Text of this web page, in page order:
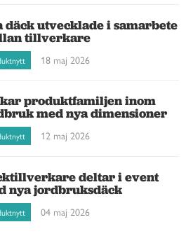
däck utvecklade i samarbete
tillverkare
18 maj 2026
produktfamiljen inom
med nya dimensioner
12 maj 2026
deltar i event
nya jordbruksdäck
04 maj 2026